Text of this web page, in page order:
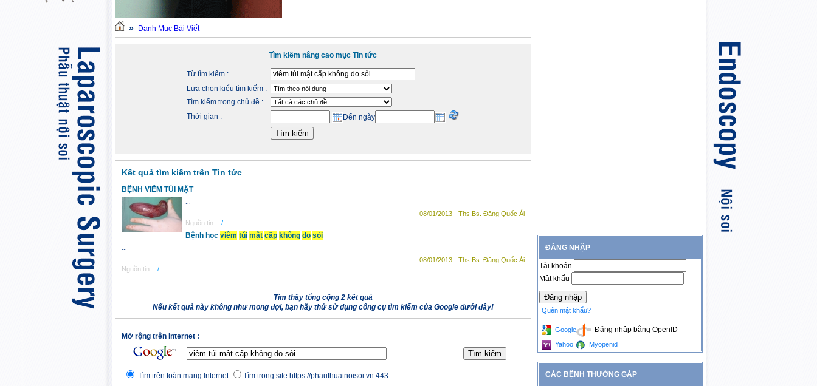
» Danh Mục Bài Viết
Tìm kiếm nâng cao mục Tin tức
Từ tìm kiếm :
Lựa chọn kiểu tìm kiếm :
Tìm kiếm trong chủ đề :
Thời gian :
Đến ngày
Kết quả tìm kiếm trên Tin tức
BỆNH VIÊM TÚI MẬT
08/01/2013 - Ths.Bs. Đặng Quốc Ái
Nguồn tin : -/-
Bệnh học viêm túi mật cấp không do sỏi
08/01/2013 - Ths.Bs. Đặng Quốc Ái
Nguồn tin : -/-
Tìm thấy tổng cộng 2 kết quả
Nếu kết quả này không như mong đợi, bạn hãy thử sử dụng công cụ tìm kiếm của Google dưới đây!
Mở rộng trên Internet :
Tìm trên toàn mạng Internet Tìm trong site https://phauthuatnoisoi.vn:443
ĐĂNG NHẬP
Tài khoản
Mật khẩu
Quên mật khẩu?
Đăng nhập bằng OpenID
Google
Yahoo
Myopenid
CÁC BỆNH THƯỜNG GẶP